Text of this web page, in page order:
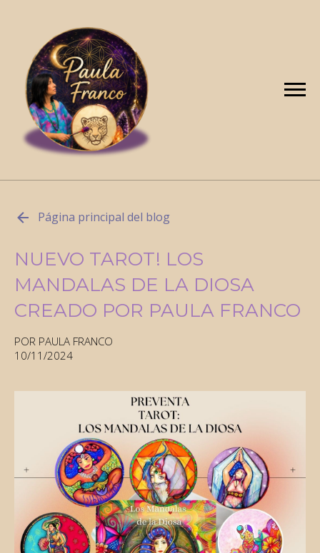
Página principal del blog
NUEVO TAROT! LOS
MANDALAS DE LA DIOSA
CREADO POR PAULA FRANCO
POR PAULA FRANCO
10/11/2024